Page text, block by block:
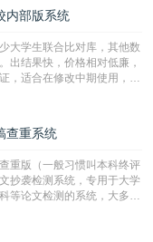
内部版系统
大学生联合比对库，其他数
出结果快，价格相对低廉，
，适合在修改中期使用，定
查重系统
重版（一般习惯叫本科终评
抄袭检测系统，专用于大学
等论文检测的系统，大多数